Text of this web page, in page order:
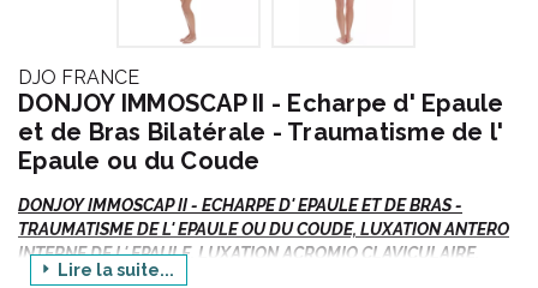
DJO FRANCE
DONJOY IMMOSCAP II - Echarpe d' Epaule
et de Bras Bilatérale - Traumatisme de l'
Epaule ou du Coude
DONJOY IMMOSCAP II - ECHARPE D' EPAULE ET DE BRAS -
TRAUMATISME DE L' EPAULE OU DU COUDE, LUXATION ANTERO
INTERNE DE L' EPAULE, LUXATION ACROMIO CLAVICULAIRE,
FRACTURE DE LA CLAVICULE, FRACTURE DE L' EXTREMITE
Lire la suite...